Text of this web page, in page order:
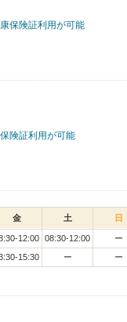
保険証利用が可能
険証利用が可能
金 土 日
12:00 08:30-12:00 ー
15:30 ー ー